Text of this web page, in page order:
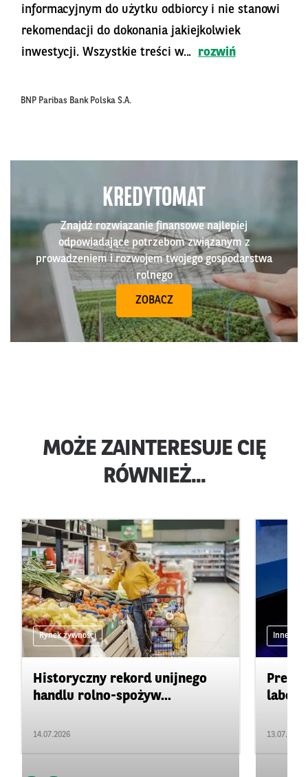
informacyjnym do użytku odbiorcy i nie stanowi
rekomendacji do dokonania jakiejkolwiek
inwestycji. Wszystkie treści w...
rozwiń
BNP Paribas Bank Polska S.A.
KREDYTOMAT
Znajdź rozwiązanie finansowe najlepiej
odpowiadające potrzebom związanym z
prowadzeniem i rozwojem twojego gospodarstwa
rolnego
ZOBACZ
MOŻE ZAINTERESUJE CIĘ
RÓWNIEŻ...
Rynek żywności
Historyczny rekord unijnego
handlu rolno-spożyw...
14.07.2026
Inne
13.07.2026